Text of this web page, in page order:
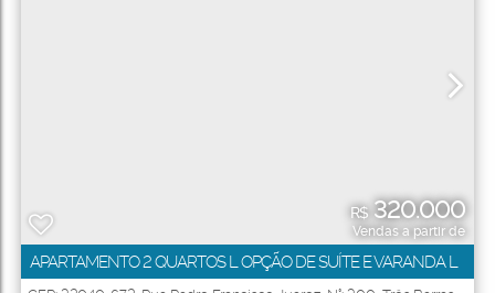
R$320.000
Vendas a partir de
APARTAMENTO 2 QUARTOS L OPÇÃO DE SUÍTE E VARANDA L